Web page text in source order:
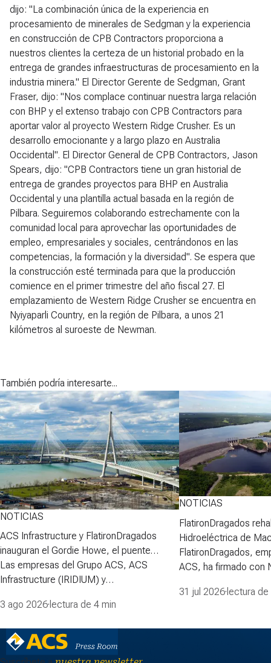
dijo: "La combinación única de la experiencia en
procesamiento de minerales de Sedgman y la experiencia
en construcción de CPB Contractors proporciona a
nuestros clientes la certeza de un historial probado en la
entrega de grandes infraestructuras de procesamiento en la
industria minera." El Director Gerente de Sedgman, Grant
Fraser, dijo: "Nos complace continuar nuestra larga relación
con BHP y el extenso trabajo con CPB Contractors para
aportar valor al proyecto Western Ridge Crusher. Es un
desarrollo emocionante y a largo plazo en Australia
Occidental". El Director General de CPB Contractors, Jason
Spears, dijo: "CPB Contractors tiene un gran historial de
entrega de grandes proyectos para BHP en Australia
Occidental y una plantilla actual basada en la región de
Pilbara. Seguiremos colaborando estrechamente con la
comunidad local para aprovechar las oportunidades de
empleo, empresariales y sociales, centrándonos en las
competencias, la formación y la diversidad". Se espera que
la construcción esté terminada para que la producción
comience en el primer trimestre del año fiscal 27. El
emplazamiento de Western Ridge Crusher se encuentra en
Nyiyaparli Country, en la región de Pilbara, a unos 21
kilómetros al suroeste de Newman.
También podría interesarte...
NOTICIAS
ACS Infrastructure y FlatironDragados
inauguran el Gordie Howe, el puente
atirantado más largo de Norteamérica
Las empresas del Grupo ACS, ACS
Infrastructure (IRIDIUM) y
la inauguraci&oacute;n del Puente
atirantado m&aacute;s largo de
Norteam&eacute;rica, que cruza el
3 ago 2026· lectura de 4 min
NOTICIAS
FlatironDragados
Hidroeléctrica de
FlatironDragados,
ACS, ha firmado con
para desarrollar la
31 jul 2026· lectura de